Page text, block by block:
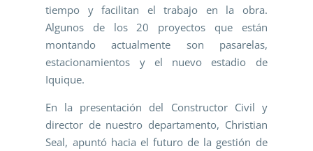
tiempo y facilitan el trabajo en la obra.
Algunos de los 20 proyectos que están
montando actualmente son pasarelas,
estacionamientos y el nuevo estadio de
Iquique.
En la presentación del Constructor Civil y
director de nuestro departamento, Christian
Seal, apuntó hacia el futuro de la gestión de